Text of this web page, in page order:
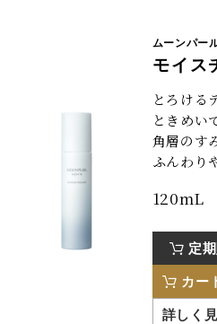
ムーンパー
モイス
とろける
ときめい
角層のす
ふんわり
120mL
定
カー
詳しく